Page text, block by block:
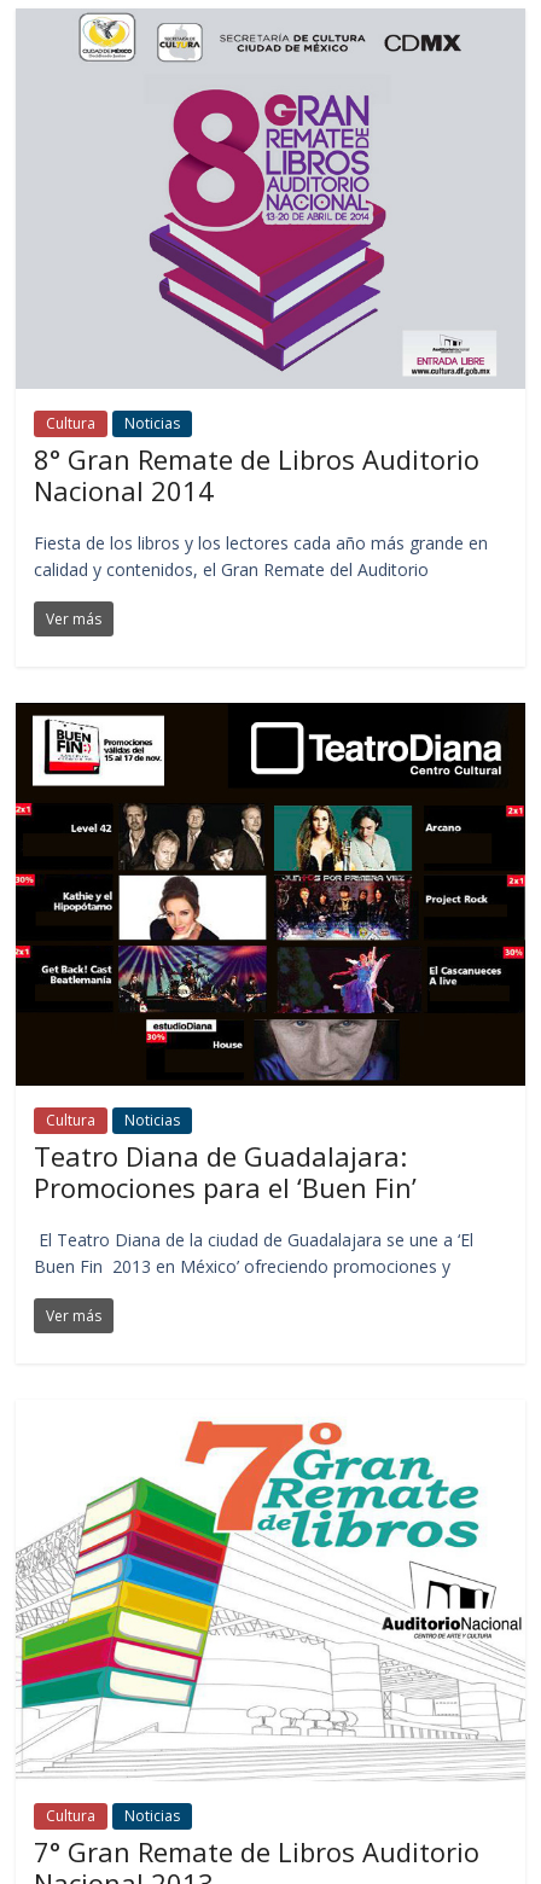
Cultura Noticias
8° Gran Remate de Libros Auditorio
Nacional 2014
Fiesta de los libros y los lectores cada año más grande en
calidad y contenidos, el Gran Remate del Auditorio
Ver más
Cultura Noticias
Teatro Diana de Guadalajara:
Promociones para el ‘Buen Fin’
El Teatro Diana de la ciudad de Guadalajara se une a ‘El
Buen Fin 2013 en México’ ofreciendo promociones y
Ver más
Cultura Noticias
7° Gran Remate de Libros Auditorio